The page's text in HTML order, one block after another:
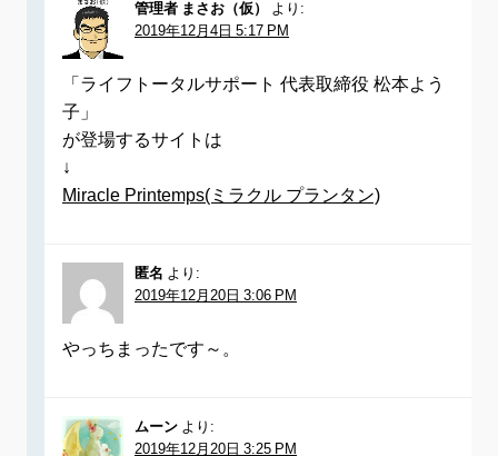
管理者 まさお（仮）
より:
2019年12月4日 5:17 PM
「ライフトータルサポート 代表取締役 松本よう
子」
が登場するサイトは
↓
Miracle Printemps(ミラクル プランタン)
匿名 より:
2019年12月20日 3:06 PM
やっちまったです～。
ムーン より:
2019年12月20日 3:25 PM